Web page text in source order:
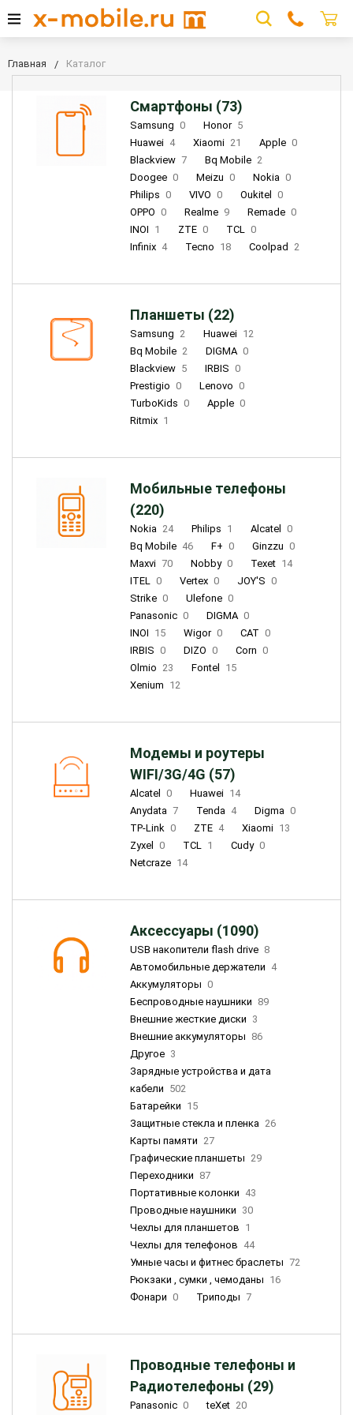
Главная Каталог
Смартфоны (73)
Samsung 0 Honor 5
Huawei 4 Xiaomi 21 Apple 0
Blackview 7 Bq Mobile 2
Doogee 0 Meizu 0 Nokia 0
Philips 0 VIVO 0 Oukitel
0
OPPO 0 Realme 9 Remade 0
INOI 1 ZTE 0 TCL 0
Infinix 4 Tecno 18 Coolpad 2
Планшеты (22)
Samsung 2 Huawei 12
Bq Mobile 2 DIGMA 0
Blackview 5 IRBIS 0
Prestigio 0 Lenovo 0
TurboKids 0 Apple 0
Ritmix 1
Мобильные телефоны
(220)
Nokia 24 Philips 1 Alcatel
0
Bq Mobile 46 F+ 0 Ginzzu 0
Maxvi 70 Nobby 0 Texet 14
ITEL 0 Vertex 0 JOY'S 0
Strike 0 Ulefone 0
Panasonic 0 DIGMA 0
INOI 15 Wigor 0 CAT 0
IRBIS 0 DIZO 0 Corn 0
Olmio 23 Fontel
15
Xenium 12
Модемы и роутеры
WIFI/3G/4G (57)
Alcatel 0 Huawei 14
Anydata 7 Tenda 4 Digma 0
TP-Link 0 ZTE 4 Xiaomi 13
Zyxel
0 TCL 1 Cudy 0
Netcraze 14
Аксессуары (1090)
USB накопители flash drive 8
Автомобильные держатели 4
Аккумуляторы 0
Беспроводные наушники 89
Внешние жесткие диски 3
Внешние аккумуляторы 86
Другое 3
Зарядные устройства и дата
кабели 502
Батарейки 15
Защитные стекла и пленка 26
Карты памяти 27
Графические планшеты 29
Переходники 87
Портативные колонки 43
Проводные наушники 30
Чехлы для планшетов 1
Чехлы для телефонов 44
Умные часы и фитнес браслеты 72
Рюкзаки , сумки , чемоданы 16
Фонари 0 Триподы 7
Проводные телефоны и
Радиотелефоны (29)
Panasonic 0 teXet 20